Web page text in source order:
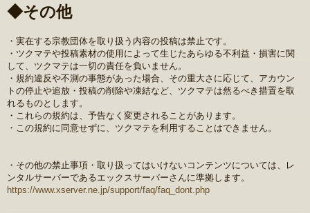
◆その他
・実在する宗教団体を取り扱う内容の投稿は禁止です。
・ツクマテや投稿素材の使用によって生じたあらゆる不利益・損害に関
して、ツクマテは一切の責任を負いません。
・規約違反や不測の事態があった場合、その重大さに応じて、アカウン
トの停止や追放・投稿の削除や凍結など、ツクマテは然るべき措置を取
れるものとします。
・これらの規約は、予告なく変更されることがあります。
・この規約に同意せずに、ツクマテを利用することはできません。
・その他の禁止事項・取り扱ってはいけないコンテンツについては、レ
ンタルサーバーであるエックスサーバーさんに準拠します。
https://www.xserver.ne.jp/support/faq/faq_dont.php